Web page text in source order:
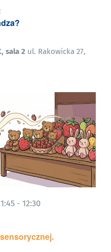
sala 2 ul. Rakowicka 27,
- 12:30